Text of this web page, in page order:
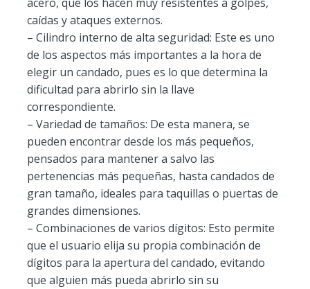
caídas y ataques externos.
– Cilindro interno de alta seguridad: Este es uno
de los aspectos más importantes a la hora de
elegir un candado, pues es lo que determina la
dificultad para abrirlo sin la llave
correspondiente.
– Variedad de tamaños: De esta manera, se
pueden encontrar desde los más pequeños,
pensados para mantener a salvo las
pertenencias más pequeñas, hasta candados de
gran tamaño, ideales para taquillas o puertas de
grandes dimensiones.
– Combinaciones de varios dígitos: Esto permite
que el usuario elija su propia combinación de
dígitos para la apertura del candado, evitando
que alguien más pueda abrirlo sin su